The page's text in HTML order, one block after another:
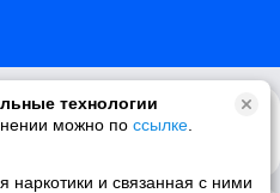
технологии
можно по ссылке
наркотики и связанная с ними